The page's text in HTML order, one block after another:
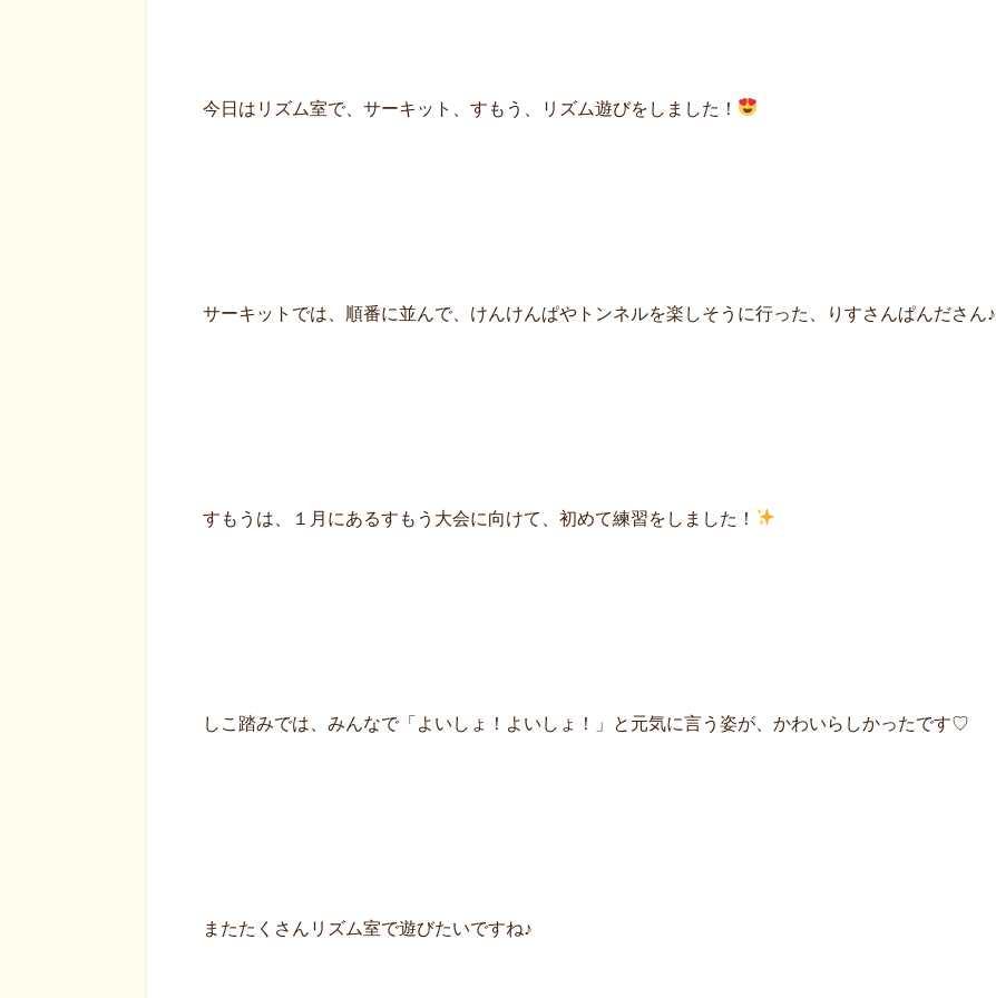
今日はリズム室で、サーキット、すもう、リズム遊びをしました！
サーキットでは、順番に並んで、けんけんぱやトンネルを楽しそうに行った、りすさんぱんださん♪
すもうは、１月にあるすもう大会に向けて、初めて練習をしました！
しこ踏みでは、みんなで「よいしょ！よいしょ！」と元気に言う姿が、かわいらしかったです♡
またたくさんリズム室で遊びたいですね♪